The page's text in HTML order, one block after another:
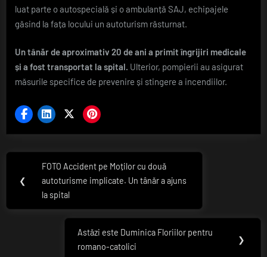
ajuns
spital
luat parte o autospecială și o ambulanță SAJ, echipajele
găsind la fața locului un autoturism răsturnat.
Un tânăr de aproximativ 20 de ani a primit îngrijiri medicale
și a fost transportat la spital. Ulterior, pompierii au asigurat
măsurile specifice de prevenire și stingere a incendiilor.
Navigare
articole
❮
Previous
Post:
FOTO Accident pe Moților cu două
autoturisme implicate. Un tânăr a ajuns
la spital
Next
Post:
Astăzi este Duminica Floriilor pentru
romano-catolici
❯